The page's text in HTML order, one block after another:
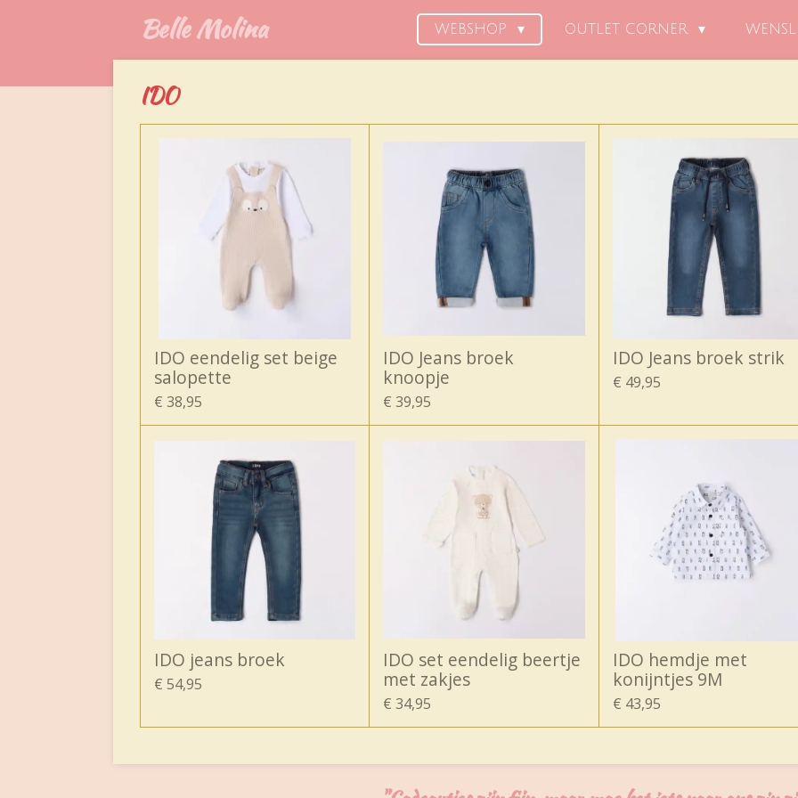
de
Belle Molina WEBSHOP OUTLET CORNER
IDO
IDO eendelig set beige
salopette
€ 38,95
IDO Jeans broek
knoopje
€ 39,95
IDO Jeans broek strik
€ 49,95
IDO jeans broek
€ 54,95
IDO set eendelig beertje
met zakjes
€ 34,95
IDO hemdje met
konijntjes 9M
€ 43,95